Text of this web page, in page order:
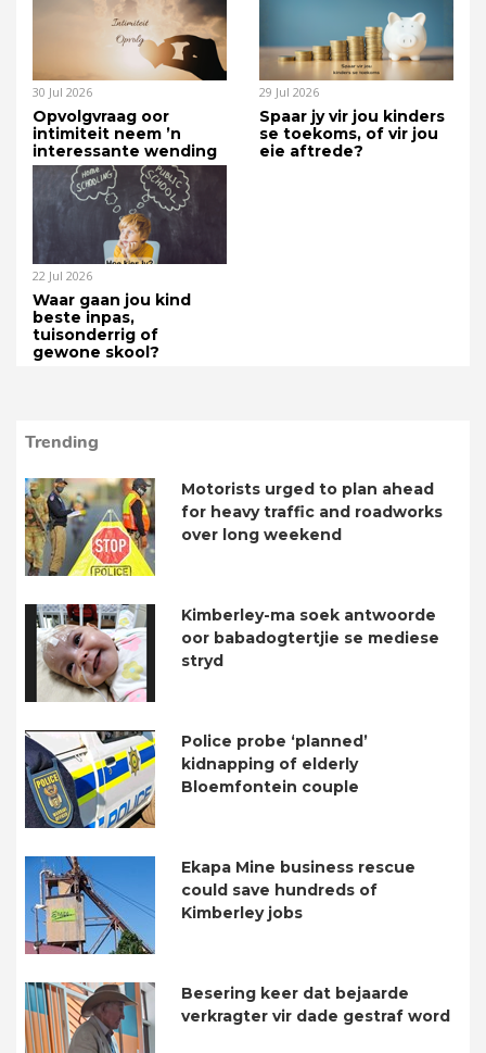
30 Jul 2026
Opvolgvraag oor
intimiteit neem ’n
interessante wending
29 Jul 2026
Spaar jy vir jou kinders
se toekoms, of vir jou
eie aftrede?
22 Jul 2026
Waar gaan jou kind
beste inpas,
tuisonderrig of
gewone skool?
Trending
Motorists urged to plan ahead
for heavy traffic and roadworks
over long weekend
Kimberley-ma soek antwoorde
oor babadogtertjie se mediese
stryd
Police probe ‘planned’
kidnapping of elderly
Bloemfontein couple
Ekapa Mine business rescue
could save hundreds of
Kimberley jobs
Besering keer dat bejaarde
verkragter vir dade gestraf word